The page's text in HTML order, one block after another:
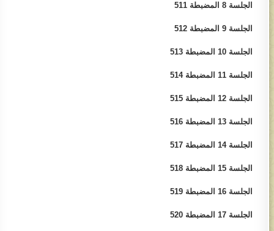
الجلسة 8 ​المضبطة 511
الجلسة 9 ​المضبطة 512
الجلسة 10 ​المضبطة 513​
الجلسة 11 ​المضبطة 514
الجلسة 12​ المضبطة 515
الجلسة 13​ المضبطة 516
الجلسة 14​ المضبطة 517
الجلسة 15 المضبطة 518​
الجلسة 16​ المضبطة 519
الجلسة 17​ ​المضبطة 520